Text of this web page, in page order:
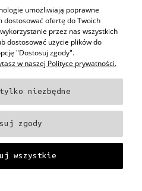
-
optyk Warszawa
4
Warszawa
015 670
okulary PersolOprawki i okulary Polo
Oprawki i okulary Miu Miu
Oprawki i okulary Ray-Ban Aviator
Oliver PeoplesOprawki i okulary
i okulary Celine
Okulary Tag Heuer
umożliwiają poprawne
dostosować ofertę do Twoich
przez nas wszystkich
dostosować użycie plików do
"Dostosuj zgody".
w naszej Polityce prywatności.
niezbędne
zgody
wszystkie